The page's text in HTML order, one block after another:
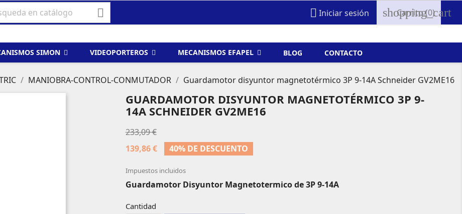
  Iniciar sesión shopping_cart
Carrito(0)
SIMON VIDEOPORTEROS MECANISMOS EFAPEL BLOG CONTACTO
MANIOBRA-CONTROL-CONMUTADOR Guardamotor disyuntor magnetotérmico 3P 9-14A Schneider GV2ME16
GUARDAMOTOR DISYUNTOR MAGNETOTÉRMICO 3P 9-
14A SCHNEIDER GV2ME16
233,09 €
139,86 €
40% DE DESCUENTO
Impuestos incluidos
Guardamotor Disyuntor Magnetotermico de 3P 9-14A
Cantidad